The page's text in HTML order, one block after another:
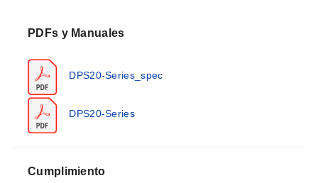
global.
Las opciones de relés, salida analógica y
comunicaciones seriales Modbus® RTU proporcionan
capacidad de control y comunicación. Otras
características del medidor de celda de carga DPS20
incluyen escalado independiente de la señal de la
terminal trasero con función configurable.
PDFs y Manuales
DPS20-Series_spec
DPS20-Series
Cumplimiento